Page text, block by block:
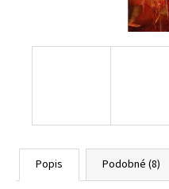
Popis Podobné (8)